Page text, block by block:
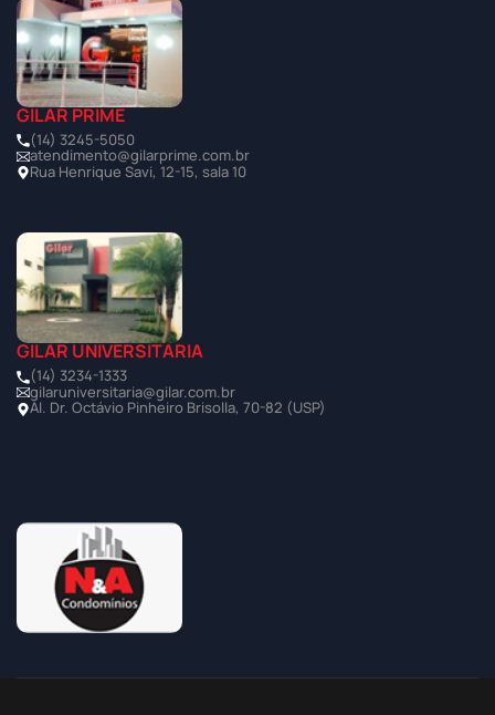
GILAR PRIME
(14) 3245-5050
atendimento@gilarprime.com.br
Rua Henrique Savi, 12-15, sala 10
GILAR UNIVERSITÁRIA
(14) 3234-1333
gilaruniversitaria@gilar.com.br
Al. Dr. Octávio Pinheiro Brisolla, 70-82 (USP)